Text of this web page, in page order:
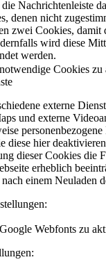
Nachrichtenleiste
denen nicht
zwei Cookies, damit
wird diese
werden.
Cookies zu
externe
und externe
diese hier
dieser Cookies die
erheblich
einem Neuladen
Webfonts zu